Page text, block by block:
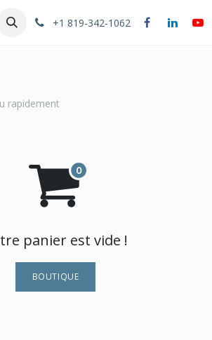
Formation Conseil stratégique
+1 819-342-1062
rapidement
panier est vide !
BOUTIQUE